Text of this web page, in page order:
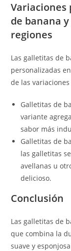
Variaciones
de banana
regiones
Las galletitas de
personalizadas
de las
Galletitas de
variante
sabor más
Galletitas de
las galletitas
avellanas u
delicioso.
Conclusión
Las galletitas de
que combina la
suave y